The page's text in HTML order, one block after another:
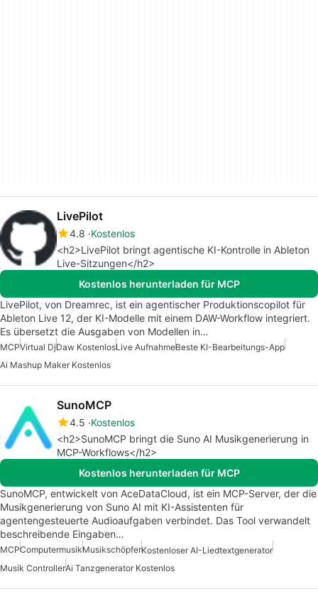
LivePilot
4.8 Kostenlos
<h2>LivePilot bringt agentische KI-Kontrolle in Ableton
Live-Sitzungen</h2>
Kostenlos herunterladen für MCP
LivePilot, von Dreamrec, ist ein agentischer Produktionscopilot für
Ableton Live 12, der KI-Modelle mit einem DAW-Workflow integriert.
Es übersetzt die Ausgaben von Modellen in…
MCPVirtual DjDaw KostenlosLive AufnahmeBeste KI-Bearbeitungs-App
Ai Mashup Maker Kostenlos
SunoMCP
4.5 Kostenlos
<h2>SunoMCP bringt die Suno AI Musikgenerierung in
MCP-Workflows</h2>
Kostenlos herunterladen für MCP
SunoMCP, entwickelt von AceDataCloud, ist ein MCP-Server, der die
Musikgenerierung von Suno AI mit KI-Assistenten für
agentengesteuerte Audioaufgaben verbindet. Das Tool verwandelt
beschreibende Eingaben…
MCPComputermusikMusikschöpferKostenloser AI-Liedtextgenerator
Musik ControllerAi Tanzgenerator Kostenlos